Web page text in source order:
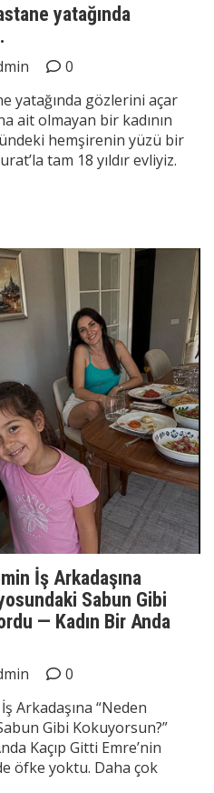
yatağında
0
yatağında gözlerini açar
ait olmayan bir kadının
hemşirenin yüzü bir
tam 18 yıldır evliyiz.
İş Arkadaşına
Sabun Gibi
— Kadın Bir Anda
0
Arkadaşına “Neden
Gibi Kokuyorsun?”
Kaçıp Gitti Emre’nin
öfke yoktu. Daha çok